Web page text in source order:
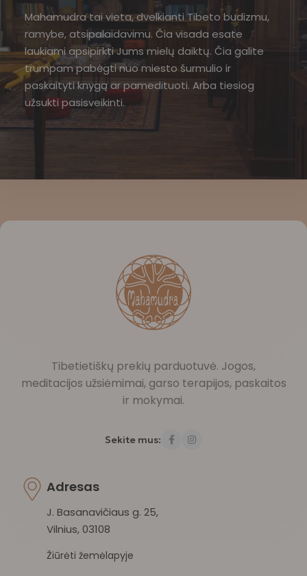
Mahamudra tai vieta, dvelkianti Tibeto budizmu,
ramybe, atsipalaidavimu. Čia visada esate
laukiami apsipirkti Jums mielų daiktų. Čia galite
trumpam pabėgti nuo miesto šurmulio ir
paskaityti knygą ar pamedituoti. Arba tiesiog
užsukti pasisveikinti.
Tibetietiškų prekių parduotuvė. Jogos,
meditacijos užsiėmimai, garso terapijos, paskaitos
ir mokymai.
Sekite mus:
Adresas
J. Basanavičiaus g. 25,
Vilnius, 03108
Žiūrėti žemėlapyje